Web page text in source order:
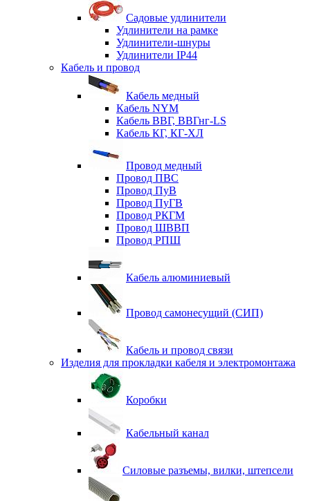
Садовые удлинители
Удлинители на рамке
Удлинители-шнуры
Удлинители IP44
Кабель и провод
Кабель медный
Кабель NYM
Кабель ВВГ, ВВГнг-LS
Кабель КГ, КГ-ХЛ
Провод медный
Провод ПВС
Провод ПуВ
Провод ПуГВ
Провод РКГМ
Провод ШВВП
Провод РПШ
Кабель алюминиевый
Провод самонесущий (СИП)
Кабель и провод связи
Изделия для прокладки кабеля и электромонтажа
Коробки
Кабельный канал
Силовые разъемы, вилки, штепсели